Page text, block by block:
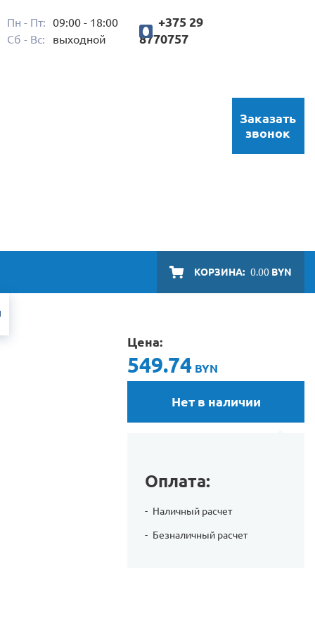
Пн - Пт:
09:00 - 18:00
Сб - Вс:
выходной
+375 29
8770757
Заказать
звонок
КОРЗИНА: 0.00 BYN
Цена:
549.74 BYN
Нет в наличии
Оплата:
Наличный расчет
Безналичный расчет